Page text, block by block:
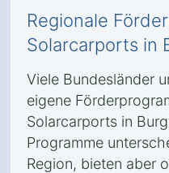
Regionale
Solarcarports in
Viele Bundesländer
eigene
Solarcarports in
Programme
Region, bieten aber